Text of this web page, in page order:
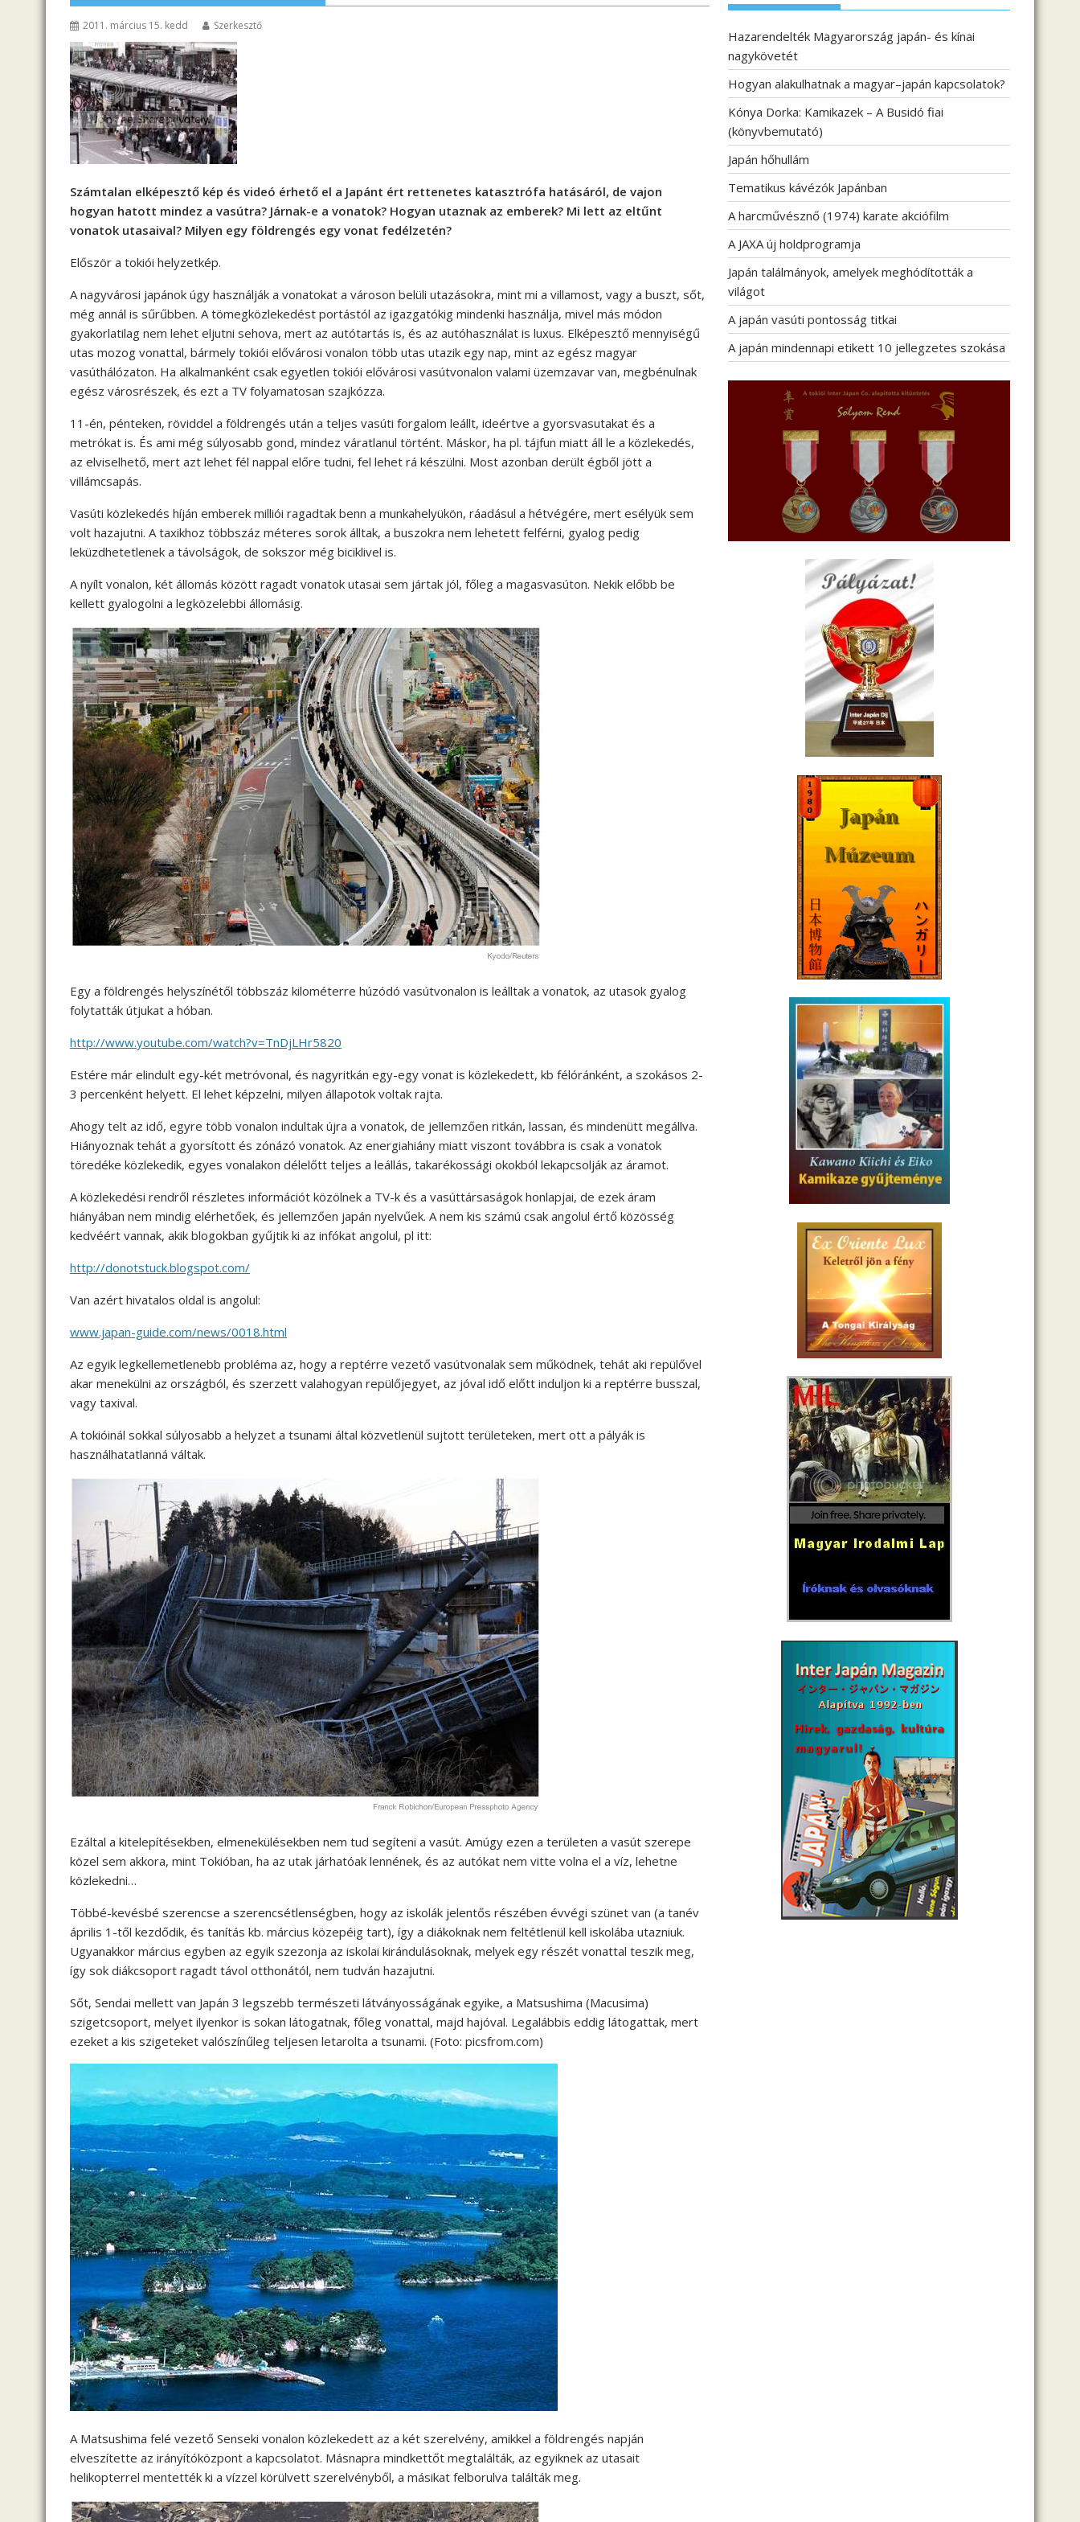
2011. március 15. kedd Szerkesztő
Számtalan elképesztő kép és videó érhető el a Japánt ért rettenetes katasztrófa hatásáról, de vajon
hogyan hatott mindez a vasútra? Járnak-e a vonatok? Hogyan utaznak az emberek? Mi lett az eltűnt
vonatok utasaival? Milyen egy földrengés egy vonat fedélzetén?
Először a tokiói helyzetkép.
A nagyvárosi japánok úgy használják a vonatokat a városon belüli utazásokra, mint mi a villamost, vagy a buszt, sőt,
még annál is sűrűbben. A tömegközlekedést portástól az igazgatókig mindenki használja, mivel más módon
gyakorlatilag nem lehet eljutni sehova, mert az autótartás is, és az autóhasználat is luxus. Elképesztő mennyiségű
utas mozog vonattal, bármely tokiói elővárosi vonalon több utas utazik egy nap, mint az egész magyar
vasúthálózaton. Ha alkalmanként csak egyetlen tokiói elővárosi vasútvonalon valami üzemzavar van, megbénulnak
egész városrészek, és ezt a TV folyamatosan szajkózza.
11-én, pénteken, röviddel a földrengés után a teljes vasúti forgalom leállt, ideértve a gyorsvasutakat és a
metrókat is. És ami még súlyosabb gond, mindez váratlanul történt. Máskor, ha pl. tájfun miatt áll le a közlekedés,
az elviselhető, mert azt lehet fél nappal előre tudni, fel lehet rá készülni. Most azonban derült égből jött a
villámcsapás.
Vasúti közlekedés híján emberek milliói ragadtak benn a munkahelyükön, ráadásul a hétvégére, mert esélyük sem
volt hazajutni. A taxikhoz többszáz méteres sorok álltak, a buszokra nem lehetett felférni, gyalog pedig
leküzdhetetlenek a távolságok, de sokszor még biciklivel is.
A nyílt vonalon, két állomás között ragadt vonatok utasai sem jártak jól, főleg a magasvasúton. Nekik előbb be
kellett gyalogolni a legközelebbi állomásig.
Egy a földrengés helyszínétől többszáz kilométerre húzódó vasútvonalon is leálltak a vonatok, az utasok gyalog
folytatták útjukat a hóban.
http://www.youtube.com/watch?v=TnDjLHr5820
Estére már elindult egy-két metróvonal, és nagyritkán egy-egy vonat is közlekedett, kb félóránként, a szokásos 2-
3 percenként helyett. El lehet képzelni, milyen állapotok voltak rajta.
Ahogy telt az idő, egyre több vonalon indultak újra a vonatok, de jellemzően ritkán, lassan, és mindenütt megállva.
Hiányoznak tehát a gyorsított és zónázó vonatok. Az energiahiány miatt viszont továbbra is csak a vonatok
töredéke közlekedik, egyes vonalakon délelőtt teljes a leállás, takarékossági okokból lekapcsolják az áramot.
A közlekedési rendről részletes információt közölnek a TV-k és a vasúttársaságok honlapjai, de ezek áram
hiányában nem mindig elérhetőek, és jellemzően japán nyelvűek. A nem kis számú csak angolul értő közösség
kedvéért vannak, akik blogokban gyűjtik ki az infókat angolul, pl itt:
http://donotstuck.blogspot.com/
Van azért hivatalos oldal is angolul:
www.japan-guide.com/news/0018.html
Az egyik legkellemetlenebb probléma az, hogy a reptérre vezető vasútvonalak sem működnek, tehát aki repülővel
akar menekülni az országból, és szerzett valahogyan repülőjegyet, az jóval idő előtt induljon ki a reptérre busszal,
vagy taxival.
A tokióinál sokkal súlyosabb a helyzet a tsunami által közvetlenül sujtott területeken, mert ott a pályák is
használhatatlanná váltak.
Ezáltal a kitelepítésekben, elmenekülésekben nem tud segíteni a vasút. Amúgy ezen a területen a vasút szerepe
közel sem akkora, mint Tokióban, ha az utak járhatóak lennének, és az autókat nem vitte volna el a víz, lehetne
közlekedni…
Többé-kevésbé szerencse a szerencsétlenségben, hogy az iskolák jelentős részében évvégi szünet van (a tanév
április 1-től kezdődik, és tanítás kb. március közepéig tart), így a diákoknak nem feltétlenül kell iskolába utazniuk.
Ugyanakkor március egyben az egyik szezonja az iskolai kirándulásoknak, melyek egy részét vonattal teszik meg,
így sok diákcsoport ragadt távol otthonától, nem tudván hazajutni.
Sőt, Sendai mellett van Japán 3 legszebb természeti látványosságának egyike, a Matsushima (Macusima)
szigetcsoport, melyet ilyenkor is sokan látogatnak, főleg vonattal, majd hajóval. Legalábbis eddig látogattak, mert
ezeket a kis szigeteket valószínűleg teljesen letarolta a tsunami. (Foto: picsfrom.com)
A Matsushima felé vezető Senseki vonalon közlekedett az a két szerelvény, amikkel a földrengés napján
elveszítette az irányítóközpont a kapcsolatot. Másnapra mindkettőt megtalálták, az egyiknek az utasait
helikopterrel mentették ki a vízzel körülvett szerelvényből, a másikat felborulva találták meg.
Hazarendelték Magyarország japán- és kínai
nagykövetét
Hogyan alakulhatnak a magyar–japán kapcsolatok?
Kónya Dorka: Kamikazek – A Busidó fiai
(könyvbemutató)
Japán hőhullám
Tematikus kávézók Japánban
A harcművésznő (1974) karate akciófilm
A JAXA új holdprogramja
Japán találmányok, amelyek meghódították a
világot
A japán vasúti pontosság titkai
A japán mindennapi etikett 10 jellegzetes szokása